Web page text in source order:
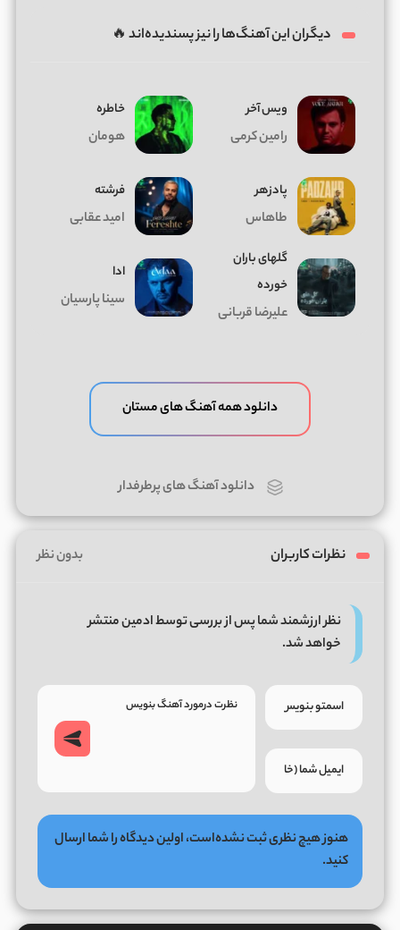
دیگران این آهنگ‌ها را نیز پسندیده‌اند 🔥
ویس آخر
رامین کرمی
خاطره
هومان
پادزهر
طاهاس
فرشته
امید عقابی
گلهای باران
خورده
علیرضا قربانی
ادا
سینا پارسیان
دانلود همه آهنگ های مستان
دانلود آهنگ های پرطرفدار
نظرات کاربران بدون نظر
نظر ارزشمند شما پس از بررسی توسط ادمین منتشر
خواهد شد.
هنوز هیچ نظری ثبت نشده‌است، اولین دیدگاه را شما ارسال
کنید.